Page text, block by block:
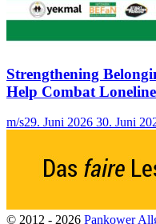
Strengthening
Help Combat
m/s29. Juni 2026 30. Juni
© 2012 - 2026 Pankower